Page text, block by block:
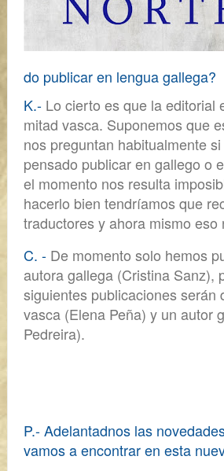
do publicar en lengua gallega?
K.- Lo cierto es que la editorial
mitad vasca. Suponemos que
nos preguntan habitualmente
pensado publicar en gallego o
el momento nos resulta
hacerlo bien tendríamos que
traductores y ahora mismo eso
C. - De momento solo hemos
autora gallega (Cristina Sanz),
siguientes publicaciones serán
vasca (Elena Peña) y un autor
Pedreira).
P.- Adelantadnos las
vamos a encontrar en esta